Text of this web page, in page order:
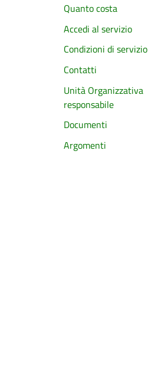
Quanto costa
Accedi al servizio
Condizioni di servizio
Contatti
Unità Organizzativa
responsabile
Documenti
Argomenti